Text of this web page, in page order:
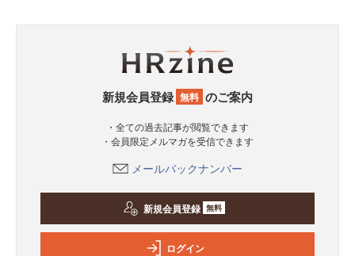
新規会員登録 無料 のご案内
・全ての過去記事が閲覧できます
・会員限定メルマガを受信できます
メールバックナンバー
新規会員登録 無料
ログイン